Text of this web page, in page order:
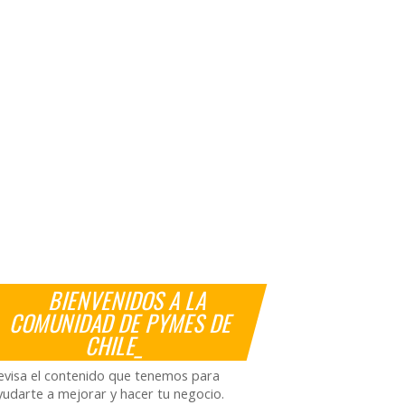
BIENVENIDOS A LA
COMUNIDAD DE PYMES DE
CHILE_
el contenido que tenemos para
a mejorar y hacer tu negocio.